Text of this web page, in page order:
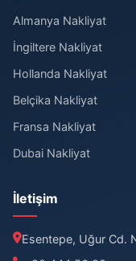
Almanya Nakliyat
İngiltere Nakliyat
Hollanda Nakliyat
Belçika Nakliyat
Fransa Nakliyat
Dubai Nakliyat
İletişim
Esentepe, Uğur Cd.